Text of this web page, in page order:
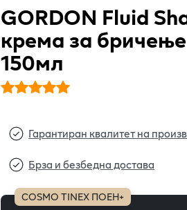
GORDON Fluid
крема за бричење
150мл
Гарантиран квалитет на
Брза и безбедна достава
COSMO TINEX ПОЕН+